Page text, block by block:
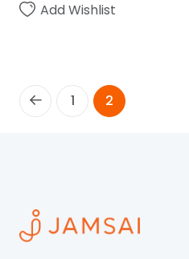
Add Wishlist
1 2